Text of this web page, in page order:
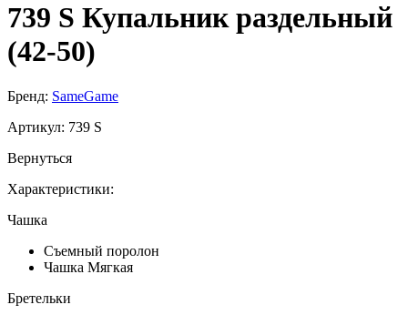
739 S Купальник раздельный
(42-50)
Бренд: SameGame
Артикул: 739 S
Вернуться
Характеристики:
Чашка
Съемный поролон
Чашка Мягкая
Бретельки